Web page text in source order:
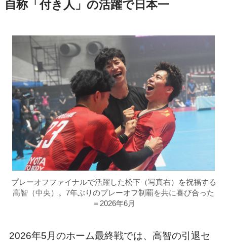
自称「付き人」の活躍で日本一
プレーオフファイナルで活躍した松下（写真右）を祝福する
高智（中央）。7年ぶりのプレーオフ制覇を共に喜び合った
＝2026年6月
2026年5月のホーム最終戦では、高智の引退セ